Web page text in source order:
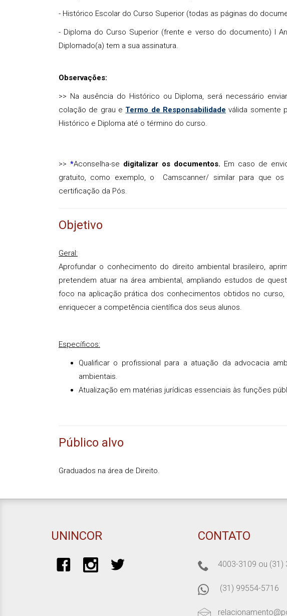
- Histórico Escolar do Curso Superior (todas as páginas do
- Diploma do Curso Superior (frente e verso do documento) l
Diplomado(a) tem a sua assinatura.
Observações:
>> Na ausência do Histórico ou Diploma, será necessário
colação de grau e Termo de Responsabilidade válida somente
Histórico e Diploma até o término do curso.
>>*Aconselha-se digitalizar os documentos. Em caso de
gratuito, como exemplo, o Camscanner/ similar para que
certificação da Pós.
Objetivo
Geral:
Aprofundar o conhecimento do direito ambiental brasileiro,
pretendem atuar na área ambiental, ampliando estudos de
foco na aplicação prática dos conhecimentos obtidos no
enriquecer a competência científica dos seus alunos.
Específicos:
Qualificar o profissional para a atuação da advocacia
ambientais.
Atualização em matérias jurídicas essenciais às funções
Público alvo
Graduados na área de Direito.
UNINCOR CONTATO
4003-3109 ou (31)
(31) 99554-5716